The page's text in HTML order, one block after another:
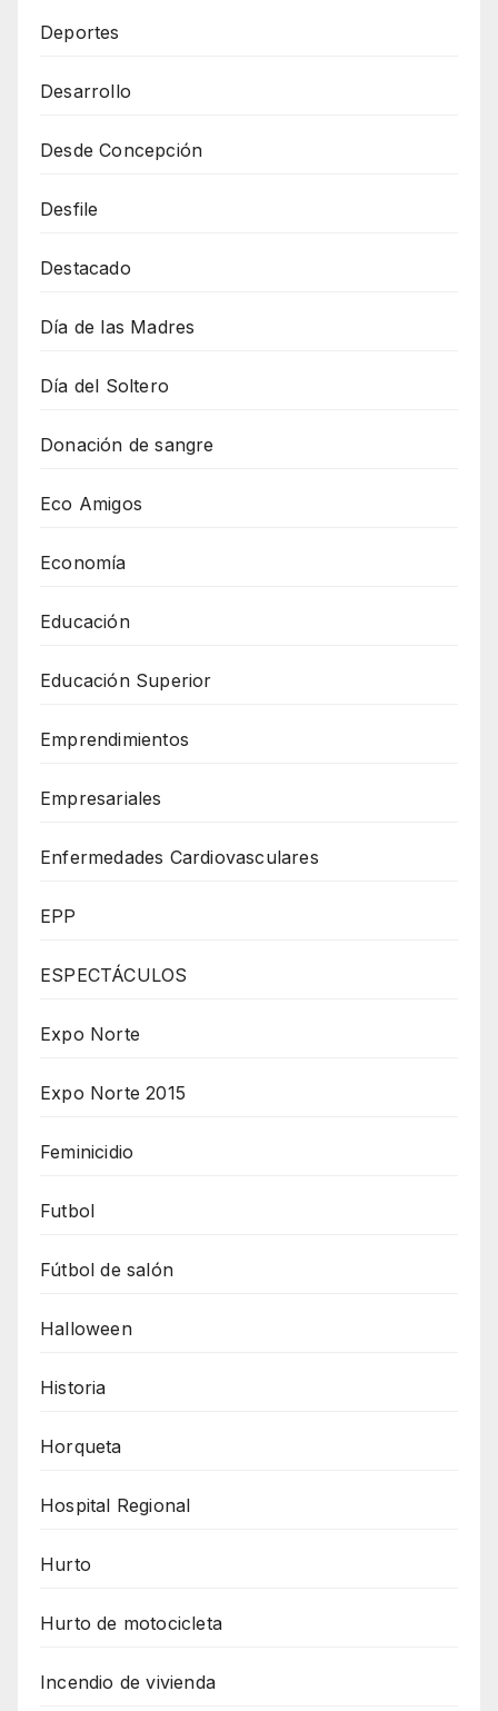
Deportes
Desarrollo
Desde Concepción
Desfile
Destacado
Día de las Madres
Día del Soltero
Donación de sangre
Eco Amigos
Economía
Educación
Educación Superior
Emprendimientos
Empresariales
Enfermedades Cardiovasculares
EPP
ESPECTÁCULOS
Expo Norte
Expo Norte 2015
Feminicidio
Futbol
Fútbol de salón
Halloween
Historia
Horqueta
Hospital Regional
Hurto
Hurto de motocicleta
Incendio de vivienda